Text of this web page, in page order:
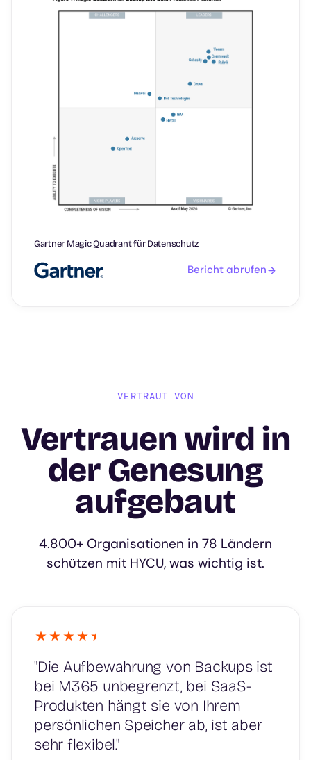
Gartner Magic Quadrant für Datenschutz
Bericht abrufen
VERTRAUT VON
Vertrauen wird in
der Genesung
aufgebaut
4.800+ Organisationen in 78 Ländern
schützen mit HYCU, was wichtig ist.
"Die Aufbewahrung von Backups ist
bei M365 unbegrenzt, bei SaaS-
Produkten hängt sie von Ihrem
persönlichen Speicher ab, ist aber
sehr flexibel."